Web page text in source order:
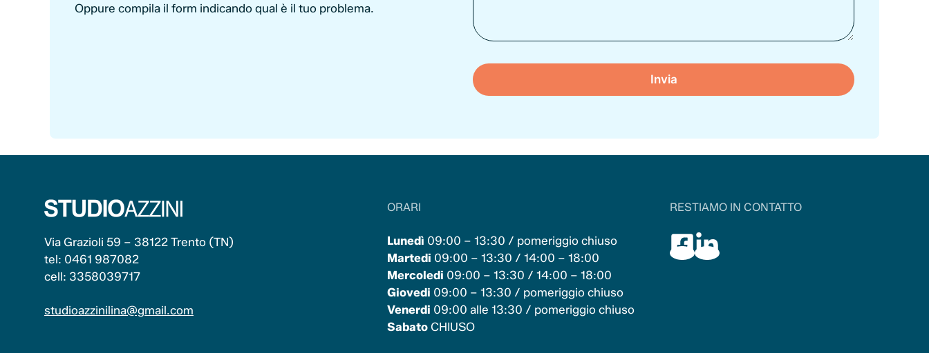
Oppure compila il form indicando qual è il tuo problema.
Via Grazioli 59 – 38122 Trento (TN)
tel: 0461 987082
cell: 3358039717
studioazzinilina@gmail.com
ORARI
Lunedì 09:00 – 13:30 / pomeriggio chiuso
Martedi 09:00 – 13:30 / 14:00 – 18:00
Mercoledi 09:00 – 13:30 / 14:00 – 18:00
Giovedi 09:00 – 13:30 / pomeriggio chiuso
Venerdi 09:00 alle 13:30 / pomeriggio chiuso
Sabato CHIUSO
RESTIAMO IN CONTATTO